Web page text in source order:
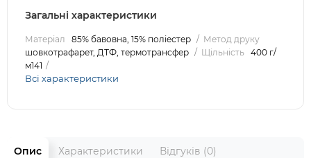
Загальні характеристики
Матеріал 85% бавовна, 15% поліестер
Метод друку
шовкотрафарет, ДТФ, термотрансфер
Щільність 400 г/
м141
Всі характеристики
Опис Характеристики Відгуків (0)